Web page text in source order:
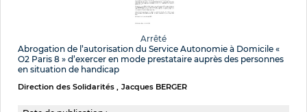
Arrêté
Abrogation de l’autorisation du Service Autonomie à Domicile «
O2 Paris 8 » d’exercer en mode prestataire auprès des personnes
en situation de handicap
Direction des Solidarités Jacques BERGER